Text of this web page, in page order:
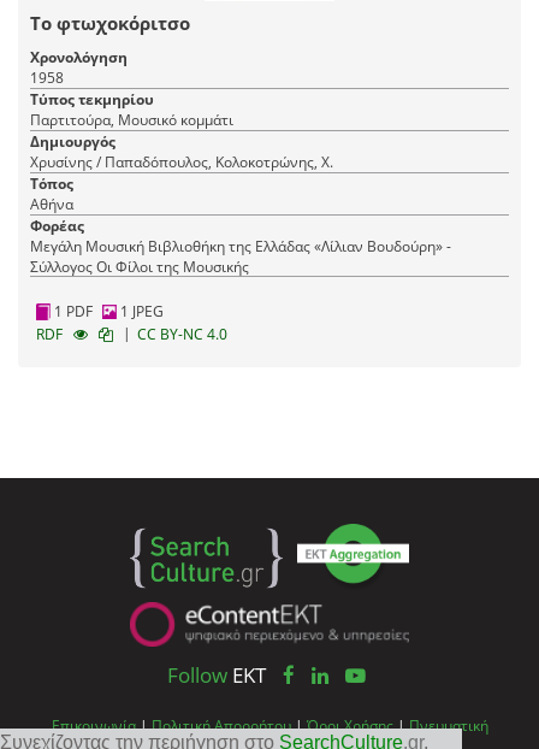
Συνεχίζοντας την περιήγηση στο SearchCulture.gr,
Το φτωχοκόριτσο
Χρονολόγηση
1958
Τύπος τεκμηρίου
Παρτιτούρα, Μουσικό κομμάτι
Δημιουργός
Χρυσίνης / Παπαδόπουλος, Κολοκοτρώνης, Χ.
Τόπος
Αθήνα
Φορέας
Μεγάλη Μουσική Βιβλιοθήκη της Ελλάδας «Λίλιαν Βουδούρη» -
Σύλλογος Οι Φίλοι της Μουσικής
1 PDF
1 JPEG
RDF
| CC BY-NC 4.0
Follow EKT
Επικοινωνία|Πολιτική Απορρήτου|Όροι Χρήσης|Πνευματική
ιδιοκτησία